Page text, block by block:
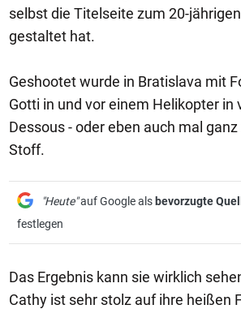
selbst die Titelseite zum 20-
gestaltet hat.
Geshootet wurde in Bratislava mit
Gotti in und vor einem Helikopter in
Dessous - oder eben auch mal
Stoff.
"Heute"auf Google als bevorzugte
festlegen
Das Ergebnis kann sie wirklich
Cathy ist sehr stolz auf ihre heißen